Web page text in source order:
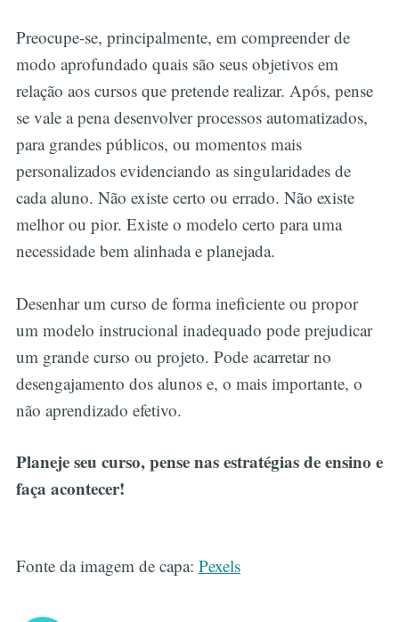
Preocupe-se, principalmente, em compreender de
modo aprofundado quais são seus objetivos em
relação aos cursos que pretende realizar. Após, pense
se vale a pena desenvolver processos automatizados,
para grandes públicos, ou momentos mais
personalizados evidenciando as singularidades de
cada aluno. Não existe certo ou errado. Não existe
melhor ou pior. Existe o modelo certo para uma
necessidade bem alinhada e planejada.
Desenhar um curso de forma ineficiente ou propor
um modelo instrucional inadequado pode prejudicar
um grande curso ou projeto. Pode acarretar no
desengajamento dos alunos e, o mais importante, o
não aprendizado efetivo.
Planeje seu curso, pense nas estratégias de ensino e
faça acontecer!
Fonte da imagem de capa: Pexels